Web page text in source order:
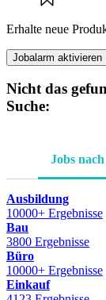
Erhalte neue
Jobalarm aktivieren
Nicht das
Suche:
Jobs
Ausbildung
10000+ Ergebnisse
Bau
3800 Ergebnisse
Büro
10000+ Ergebnisse
Einkauf